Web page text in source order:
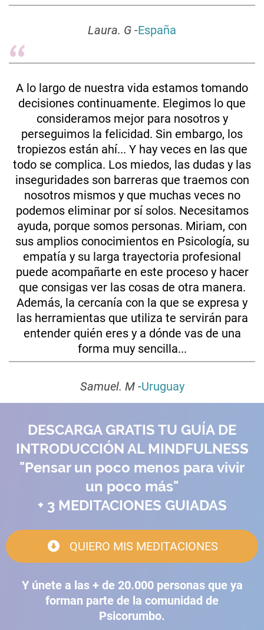
Laura. G -España
A lo largo de nuestra vida estamos tomando
decisiones continuamente. Elegimos lo que
consideramos mejor para nosotros y
perseguimos la felicidad. Sin embargo, los
tropiezos están ahí... Y hay veces en las que
todo se complica. Los miedos, las dudas y las
inseguridades son barreras que traemos con
nosotros mismos y que muchas veces no
podemos eliminar por sí solos. Necesitamos
ayuda, porque somos personas. Miriam, con
sus amplios conocimientos en Psicología, su
empatía y su larga trayectoria profesional
puede acompañarte en este proceso y hacer
que consigas ver las cosas de otra manera.
Además, la cercanía con la que se expresa y
las herramientas que utiliza te servirán para
entender quién eres y a dónde vas de una
forma muy sencilla...
Samuel. M -Uruguay
DESCARGA GRATIS TU GUÍA DE
INTRODUCCIÓN AL MINDFULNESS
"Pensar un poco menos para vivir
un poco más"
+ 3 MEDITACIONES GUIADAS
QUIERO MIS MEDITACIONES
Y únete a las + de 20.000 personas que ya
forman parte de la comunidad de
Psicorumbo.